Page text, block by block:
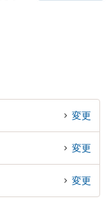
変更
変更
変更